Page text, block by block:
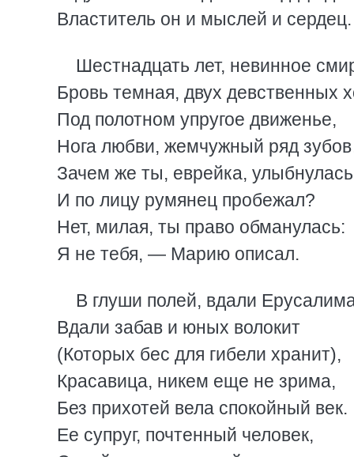
Властитель он и мыслей и сердец.
Шестнадцать лет, невинное
Бровь темная, двух девственных
Под полотном упругое движенье,
Нога любви, жемчужный ряд
Зачем же ты, еврейка,
И по лицу румянец пробежал?
Нет, милая, ты право обманулась:
Я не тебя, — Марию описал.
В глуши полей, вдали
Вдали забав и юных волокит
(Которых бес для гибели хранит),
Красавица, никем еще не зрима,
Без прихотей вела спокойный век.
Ее супруг, почтенный человек,